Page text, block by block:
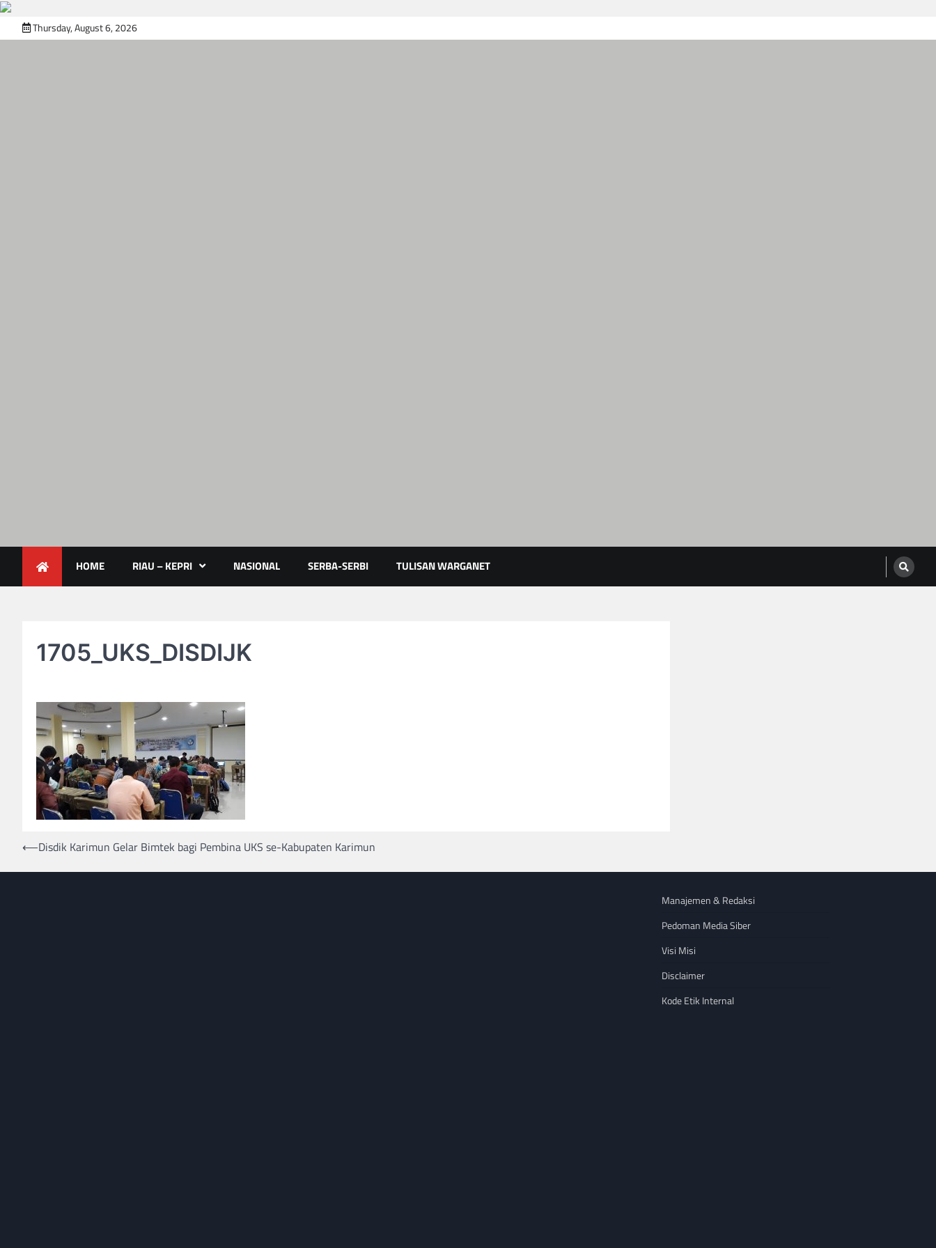
to
Thursday, August 6, 2026
HOME RIAU – KEPRI NASIONAL SERBA-SERBI TULISAN WARGANET
1705_UKS_DISDIJK
Post
navigation
⟵Disdik Karimun Gelar Bimtek bagi Pembina UKS se-Kabupaten Karimun
Manajemen & Redaksi
Pedoman Media Siber
Visi Misi
Disclaimer
Kode Etik Internal